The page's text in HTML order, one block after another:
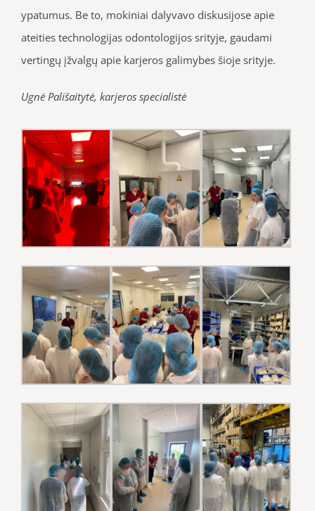
ypatumus. Be to, mokiniai dalyvavo diskusijose apie
ateities technologijas odontologijos srityje, gaudami
vertingų įžvalgų apie karjeros galimybes šioje srityje.
Ugnė Pališaitytė, karjeros specialistė